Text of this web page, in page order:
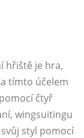
hřiště je hra,
tímto účelem
čtyř
wingsuitingu
styl pomocí